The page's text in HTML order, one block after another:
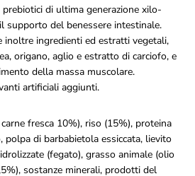
di ultima generazione xilo-
supporto del benessere intestinale.
inoltre ingredienti ed estratti vegetali,
origano, aglio e estratto di carciofo, e
della massa muscolare.
artificiali aggiunti.
fresca 10%), riso (15%), proteina
polpa di barbabietola essiccata, lievito
(fegato), grasso animale (olio
sostanze minerali, prodotti del